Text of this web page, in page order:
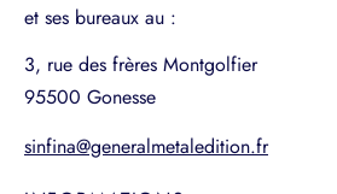
et ses bureaux au :
3, rue des frères Montgolfier
95500 Gonesse
sinfina@generalmetaledition.fr